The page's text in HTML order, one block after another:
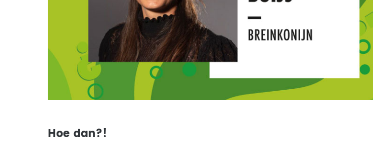
Hoe dan?!